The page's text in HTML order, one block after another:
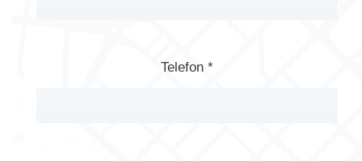
Telefon *